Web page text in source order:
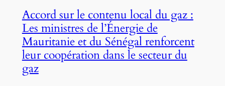
Accord sur le contenu local du gaz :
Les ministres de l’Énergie de
Mauritanie et du Sénégal renforcent
leur coopération dans le secteur du
gaz